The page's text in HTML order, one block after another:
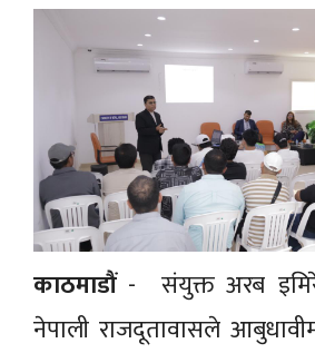
काठमाडौं- संयुक्त अरब
नेपाली राजदूतावासले